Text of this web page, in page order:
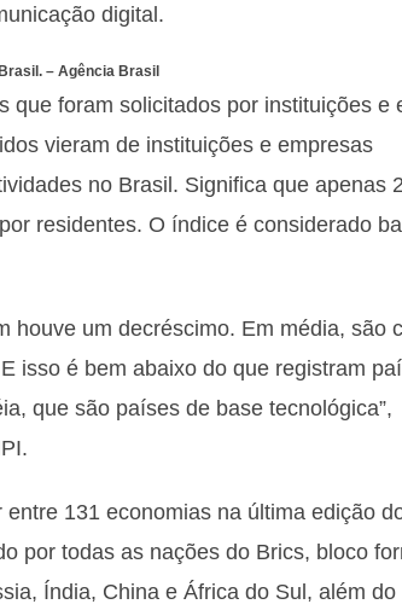
digital.
– Agência Brasil
que foram solicitados por instituições e
vieram de instituições e empresas
no Brasil. Significa que apenas
residentes. O índice é considerado
houve um decréscimo. Em média, são
isso é bem abaixo do que registram
que são países de base tecnológica”,
131 economias na última edição
por todas as nações do Brics, bloco
Índia, China e África do Sul, além do